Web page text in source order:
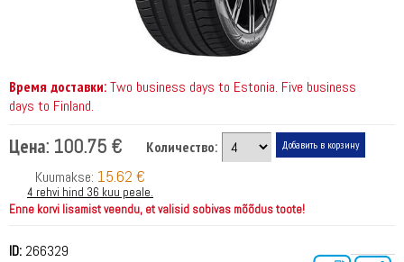
Время доставки:Two business days to Estonia. Five business
days to Finland.
Цена: 100.75 €
Количество:
Kuumakse: 15.62 €
4 rehvi hind 36 kuu peale.
Enne korvi lisamist veendu, et valisid sobivas mõõdus toote!
ID: 266329